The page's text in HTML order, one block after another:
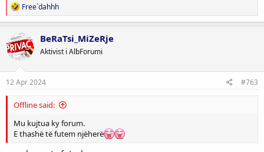
R
e
a
c
t
i
o
n
s
Free`dahhh
BeRaTsi_MiZeRje
Aktivist i AlbForumi
12 Apr 2024 #763
Offline said:
Mu kujtua ky forum.
E thashë të futem njëherë